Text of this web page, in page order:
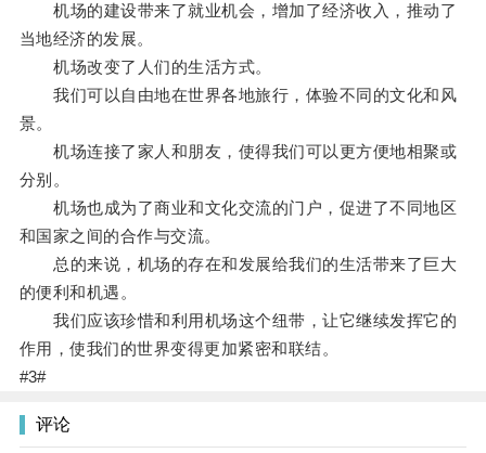
机场的建设带来了就业机会，增加了经济收入，推动了
当地经济的发展。
机场改变了人们的生活方式。
我们可以自由地在世界各地旅行，体验不同的文化和风
景。
机场连接了家人和朋友，使得我们可以更方便地相聚或
分别。
机场也成为了商业和文化交流的门户，促进了不同地区
和国家之间的合作与交流。
总的来说，机场的存在和发展给我们的生活带来了巨大
的便利和机遇。
我们应该珍惜和利用机场这个纽带，让它继续发挥它的
作用，使我们的世界变得更加紧密和联结。
#3#
评论